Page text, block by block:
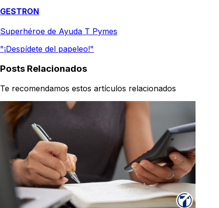
GESTRON
Superhéroe de Ayuda T Pymes
"¡Despídete del papeleo!"
Posts Relacionados
Te recomendamos estos artículos relacionados